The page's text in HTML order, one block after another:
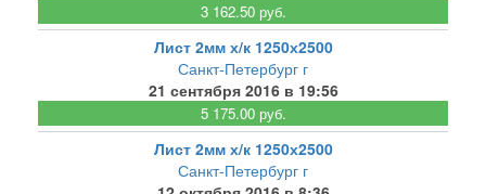
3 162.50 руб.
Лист 2мм х/к 1250х2500
Санкт-Петербург г
21 сентября 2016 в 19:56
5 175.00 руб.
Лист 2мм х/к 1250х2500
Санкт-Петербург г